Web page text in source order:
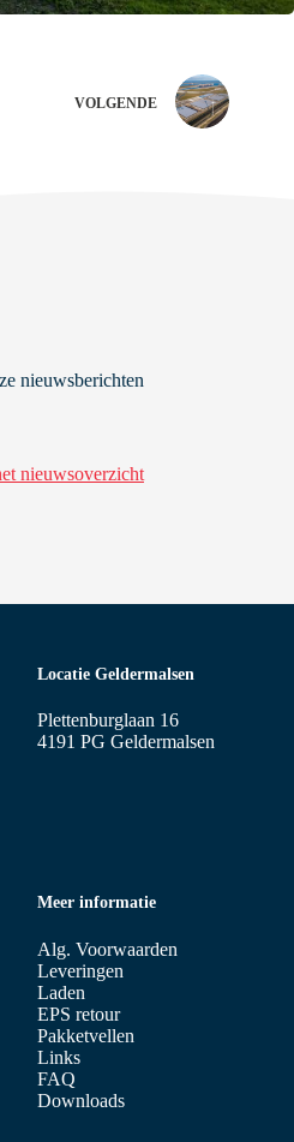
VOLGENDE
nieuwsberichten
nieuwsoverzicht
Meer informatie
Alg. Voorwaarden
Leveringen
Laden
EPS retour
Pakketvellen
Links
FAQ
Downloads
Locatie Geldermalsen
Plettenburglaan 16
4191 PG Geldermalsen